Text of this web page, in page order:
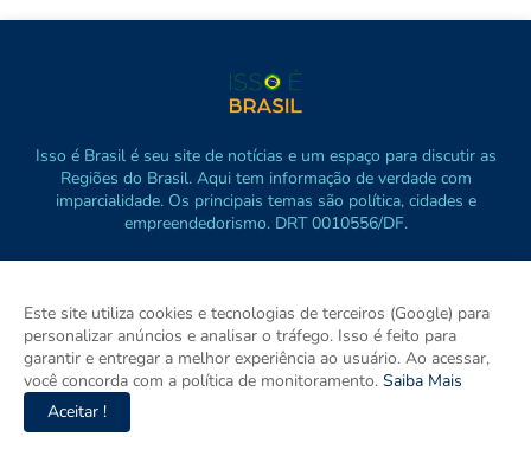
Isso é Brasil é seu site de notícias e um espaço para discutir as
Regiões do Brasil. Aqui tem informação de verdade com
imparcialidade. Os principais temas são política, cidades e
empreendedorismo. DRT 0010556/DF.
Este site utiliza cookies e tecnologias de terceiros (Google) para
personalizar anúncios e analisar o tráfego. Isso é feito para
garantir e entregar a melhor experiência ao usuário. Ao acessar,
você concorda com a política de monitoramento. Saiba Mais
Aceitar !